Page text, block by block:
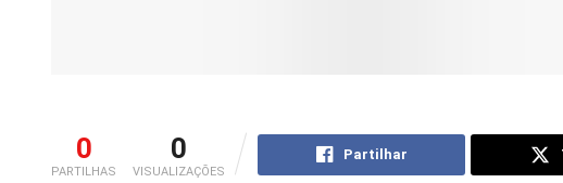
0
PARTILHAS
0
VISUALIZAÇÕES
Partilhar